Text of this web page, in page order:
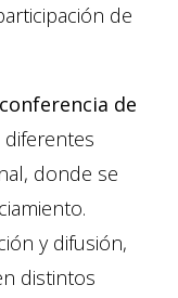
de
conferencia de
diferentes
donde se
y difusión,
distintos